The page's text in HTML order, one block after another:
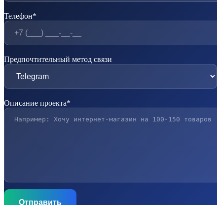
Телефон*
Предпочтительный метод связи
Описание проекта*